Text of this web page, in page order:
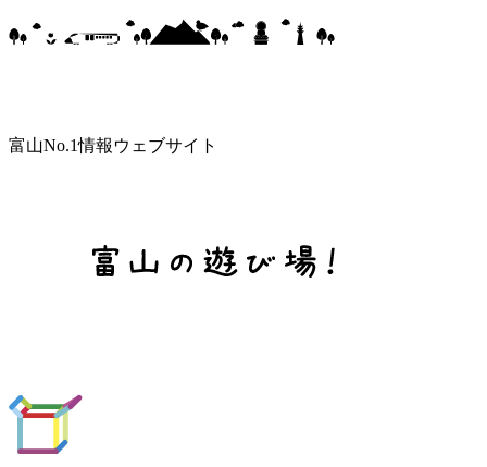
富山No.1情報ウェブサイト